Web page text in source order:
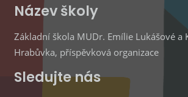
Název školy
Základní škola MUDr. Emílie Lukášové a
Hrabůvka, příspěvková organizace
Sledujte nás